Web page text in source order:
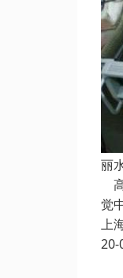
丽
觉
上
20-